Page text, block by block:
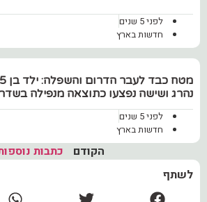
לפני 5 שנים
חדשות בארץ
מטח כבד לעבר הדרום והשפלה: ילד בן 5
נהרג ושישה נפצעו כתוצאה מנפילה
לפני 5 שנים
חדשות בארץ
הקודם
כתבות
לשתף